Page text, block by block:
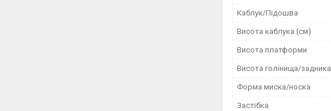
Каблук/Підошва
Висота каблука (см)
Висота платформи
Висота голінища/задника
Форма миска/носка
Застібка